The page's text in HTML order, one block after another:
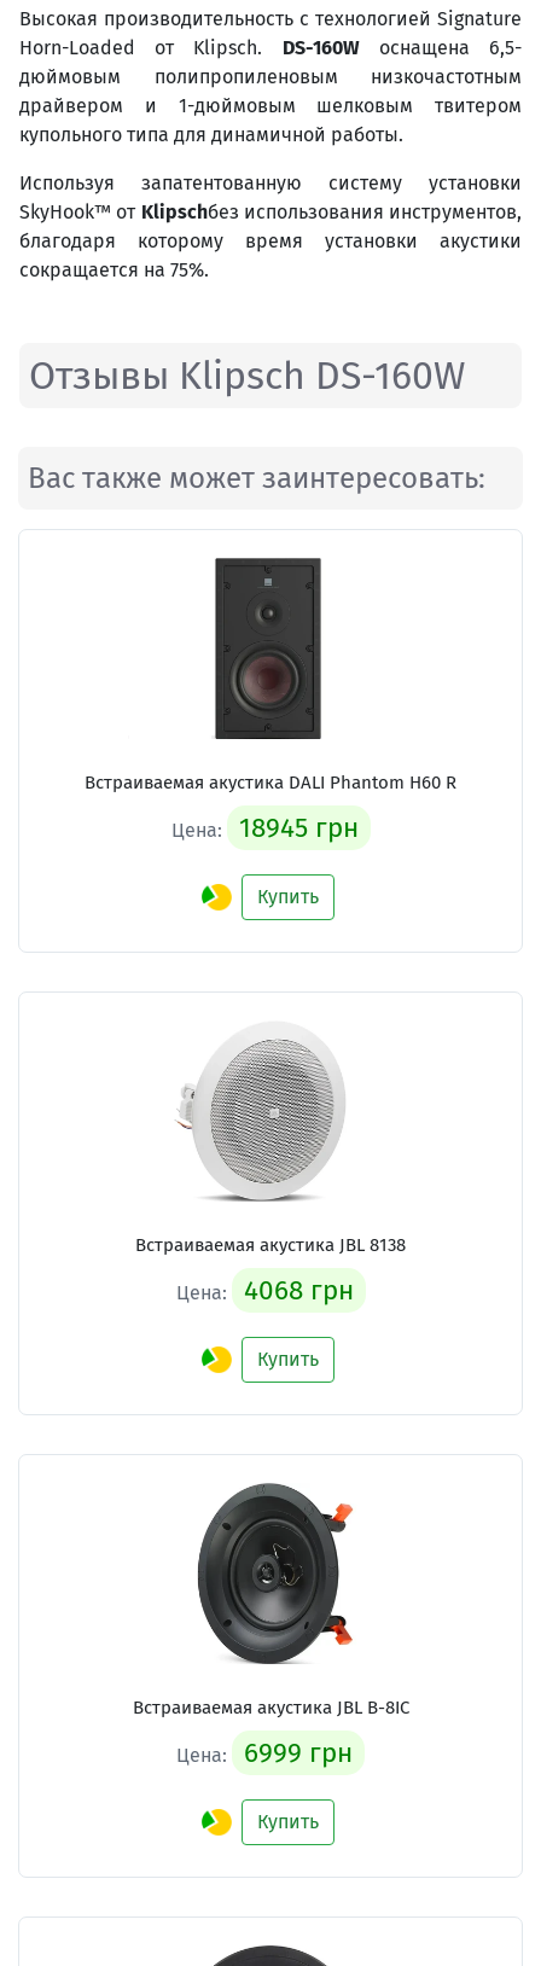
Высокая производительность с технологией Signature
Horn-Loaded от Klipsch. DS-160Wоснащена 6,5-
дюймовым полипропиленовым низкочастотным
драйвером и 1-дюймовым шелковым твитером
купольного типа для динамичной работы.
Используя запатентованную систему установки
SkyHook™ от Klipschбез использования инструментов,
благодаря которому время установки акустики
сокращается на 75%.
Отзывы Klipsch DS-160W
Вас также может заинтересовать:
Встраиваемая акустика DALI Phantom H60 R
Цена: 18945 грн
Купить
Встраиваемая акустика JBL 8138
Цена: 4068 грн
Купить
Встраиваемая акустика JBL B-8IC
Цена: 6999 грн
Купить